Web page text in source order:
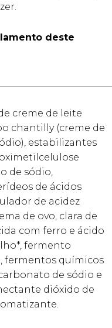
deste
creme de leite
chantilly (creme de
estabilizantes
de sódio,
de ácidos
de acidez
de ovo, clara de
com ferro e ácido
fermento
fermentos químicos
de sódio e
dióxido de